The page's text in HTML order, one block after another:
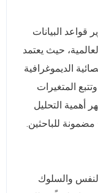
قواعد البيانات
حيث يعتمد
الديموغرافية
المتغيرات
أهمية التحليل
والسلوك